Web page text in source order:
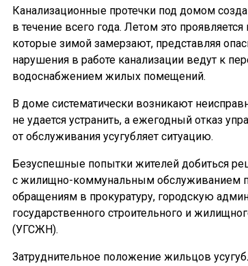
Канализационные протечки под домом
в течение всего года. Летом это
которые зимой замерзают, представляя
нарушения в работе канализации ведут к
водоснабжением жилых помещений.
В доме систематически возникают
не удается устранить, а ежегодный отказ
от обслуживания усугубляет ситуацию.
Безуспешные попытки жителей добиться
с жилищно-коммунальным обслуживанием
обращениям в прокуратуру, городскую
государственного строительного и
(УГСЖН).
Затруднительное положение жильцов